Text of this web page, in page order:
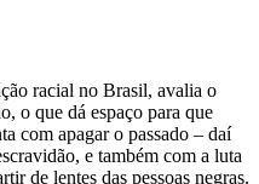
racial no Brasil, avalia o
o que dá espaço para que
com apagar o passado – daí
e também com a luta
de lentes das pessoas negras.